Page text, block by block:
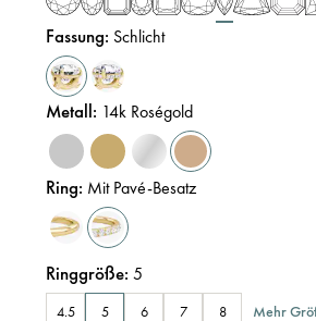
Fassung: Schlicht
Metall: 14k Roségold
Ring: Mit Pavé-Besatz
Ringgröße:5
4.5 5 6 7 8 Mehr